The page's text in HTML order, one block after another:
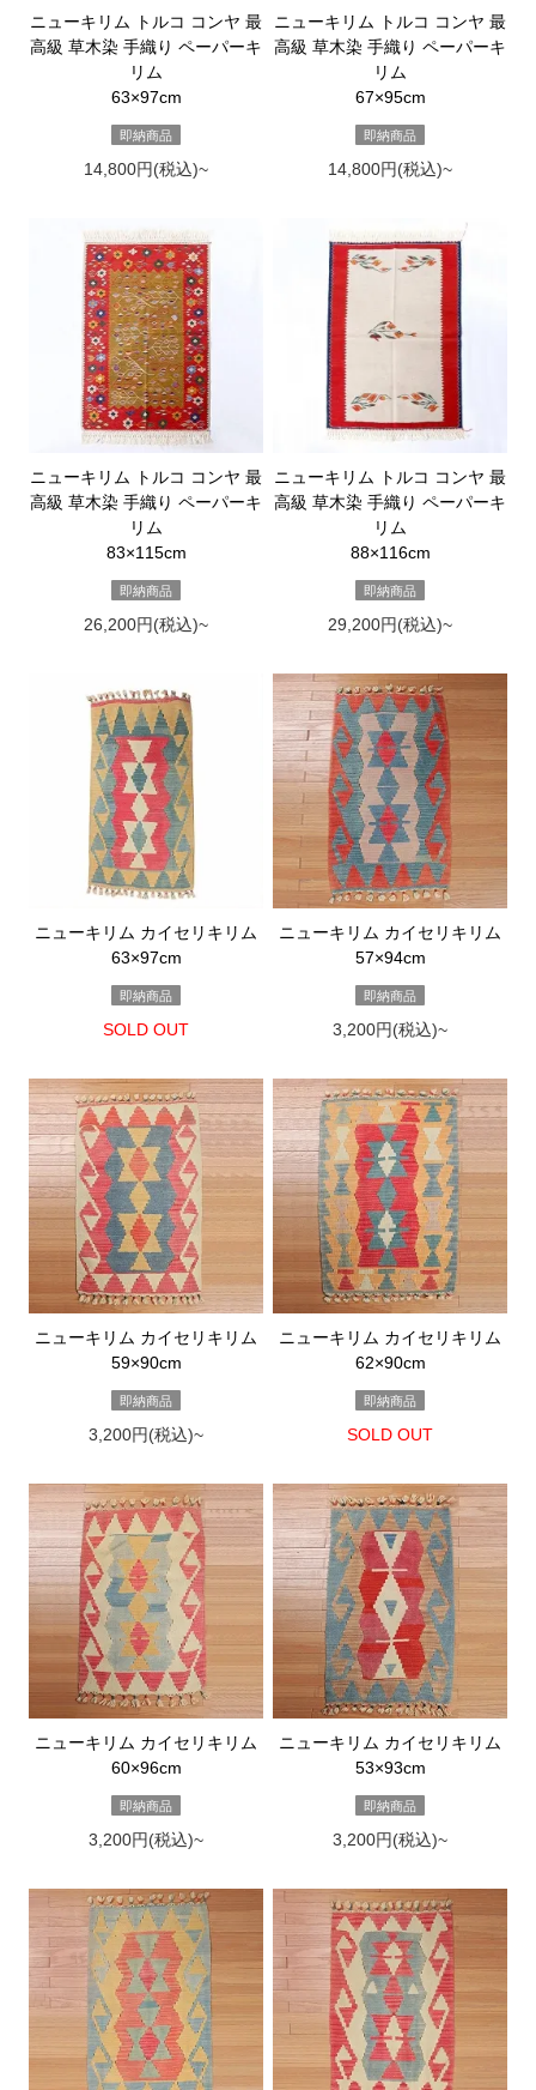
ニューキリム トルコ コンヤ 最
高級 草木染 手織り ペーパーキ
リム
63×97cm
即納商品
14,800円(税込)~
ニューキリム トルコ コンヤ 最
高級 草木染 手織り ペーパーキ
リム
67×95cm
即納商品
14,800円(税込)~
ニューキリム トルコ コンヤ 最
高級 草木染 手織り ペーパーキ
リム
83×115cm
即納商品
26,200円(税込)~
ニューキリム トルコ コンヤ 最
高級 草木染 手織り ペーパーキ
リム
88×116cm
即納商品
29,200円(税込)~
ニューキリム カイセリキリム
63×97cm
即納商品
SOLD OUT
ニューキリム カイセリキリム
57×94cm
即納商品
3,200円(税込)~
ニューキリム カイセリキリム
59×90cm
即納商品
3,200円(税込)~
ニューキリム カイセリキリム
62×90cm
即納商品
SOLD OUT
ニューキリム カイセリキリム
60×96cm
即納商品
3,200円(税込)~
ニューキリム カイセリキリム
53×93cm
即納商品
3,200円(税込)~